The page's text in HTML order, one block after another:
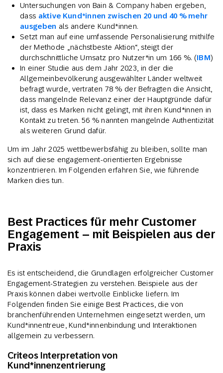
Untersuchungen von Bain & Company haben ergeben,
dass aktive Kund*innen zwischen 20 und 40 % mehr
ausgeben als andere Kund*innen.
Setzt man auf eine umfassende Personalisierung mithilfe
der Methode „nächstbeste Aktion“, steigt der
durchschnittliche Umsatz pro Nutzer*in um 166 %. (IBM)
In einer Studie aus dem Jahr 2023, in der die
Allgemeinbevölkerung ausgewählter Länder weltweit
befragt wurde, vertraten 78 % der Befragten die Ansicht,
dass mangelnde Relevanz einer der Hauptgründe dafür
ist, dass es Marken nicht gelingt, mit ihren Kund*innen in
Kontakt zu treten. 56 % nannten mangelnde Authentizität
als weiteren Grund dafür.
Um im Jahr 2025 wettbewerbsfähig zu bleiben, sollte man
sich auf diese engagement-orientierten Ergebnisse
konzentrieren. Im Folgenden erfahren Sie, wie führende
Marken dies tun.
Best Practices für mehr Customer
Engagement – mit Beispielen aus der
Praxis
Es ist entscheidend, die Grundlagen erfolgreicher Customer
Engagement-Strategien zu verstehen. Beispiele aus der
Praxis können dabei wertvolle Einblicke liefern. Im
Folgenden finden Sie einige Best Practices, die von
branchenführenden Unternehmen eingesetzt werden, um
Kund*innentreue, Kund*innenbindung und Interaktionen
allgemein zu verbessern.
Criteos Interpretation von
Kund*innenzentrierung